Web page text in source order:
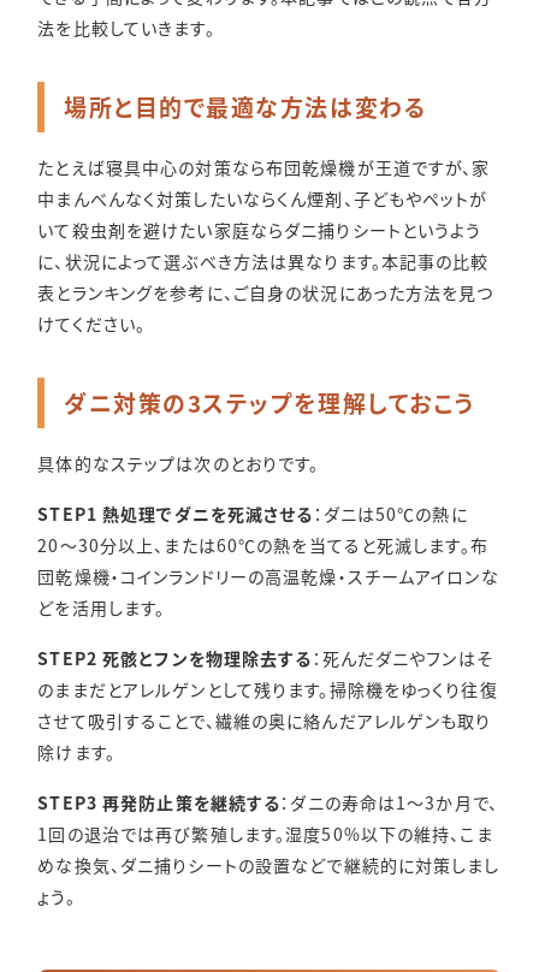
法を比較していきます。
場所と目的で最適な方法は変わる
たとえば寝具中心の対策なら布団乾燥機が王道ですが、家
中まんべんなく対策したいならくん煙剤、子どもやペットが
いて殺虫剤を避けたい家庭ならダニ捕りシートというよう
に、状況によって選ぶべき方法は異なります。本記事の比較
表とランキングを参考に、ご自身の状況にあった方法を見つ
けてください。
ダニ対策の3ステップを理解しておこう
具体的なステップは次のとおりです。
STEP1 熱処理でダニを死滅させる ：ダニは50℃の熱に
20〜30分以上、または60℃の熱を当てると死滅します。布
団乾燥機・コインランドリーの高温乾燥・スチームアイロンな
どを活用します。
STEP2 死骸とフンを物理除去する ：死んだダニやフンはそ
のままだとアレルゲンとして残ります。掃除機をゆっくり往復
させて吸引することで、繊維の奥に絡んだアレルゲンも取り
除けます。
STEP3 再発防止策を継続する：ダニの寿命は1〜3か月で、
1回の退治では再び繁殖します。湿度50%以下の維持、こま
めな換気、ダニ捕りシートの設置などで継続的に対策しまし
ょう。